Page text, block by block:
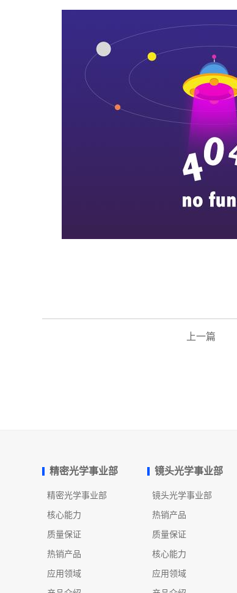
上一篇
精密光学事业部
精密光学事业部
核心能力
质量保证
热销产品
应用领域
镜头光学事业部
镜头光学事业部
热销产品
质量保证
核心能力
应用领域